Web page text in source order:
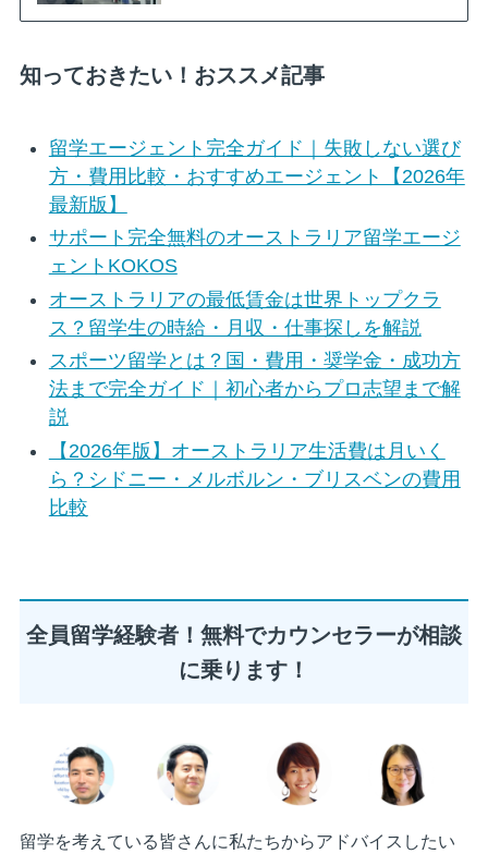
知っておきたい！おススメ記事
留学エージェント完全ガイド｜失敗しない選び
方・費用比較・おすすめエージェント【2026年
最新版】
サポート完全無料のオーストラリア留学エージ
ェントKOKOS
オーストラリアの最低賃金は世界トップクラ
ス？留学生の時給・月収・仕事探しを解説
スポーツ留学とは？国・費用・奨学金・成功方
法まで完全ガイド｜初心者からプロ志望まで解
説
【2026年版】オーストラリア生活費は月いく
ら？シドニー・メルボルン・ブリスベンの費用
比較
全員留学経験者！無料でカウンセラーが相談
に乗ります！
留学を考えている皆さんに私たちからアドバイスしたい